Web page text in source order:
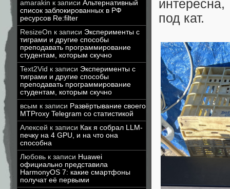
amarakin к записи Альтернативный
список заблокированных в РФ
ресурсов Re:filter
ResizeOn к записи Эксперименты с
тиграми и другие способы
преподавать программирование
студентам, которым скучно
Text2Vid к записи Эксперименты с
тиграми и другие способы
преподавать программирование
студентам, которым скучно
всым к записи Развёртывание своего
MTProxy Telegram со статистикой
Алексей к записи Как я собрал LLM-
печку на 4 GPU, и на что она
способна
Любовь к записи Huawei
официально представила
HarmonyOS 7: какие смартфоны
получат её первыми
под кат.